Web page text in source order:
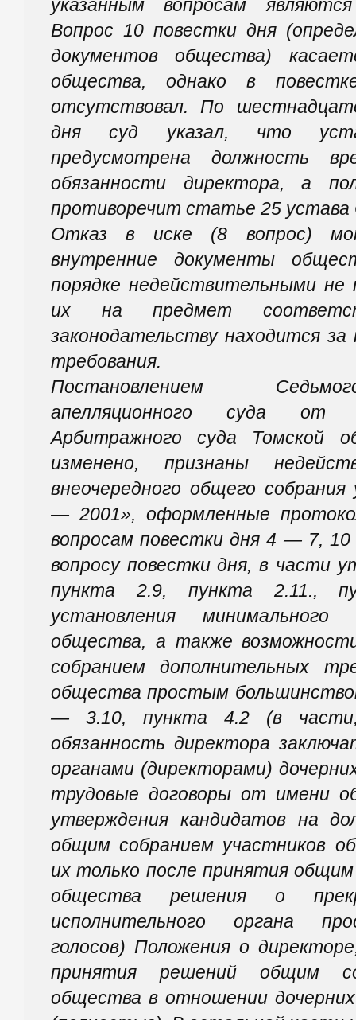
указанным вопросам
Вопрос 10 повестки дня
документов общества)
общества, однако в
отсутствовал. По
дня суд указал, что
предусмотрена должность
обязанности директора, а
противоречит статье 25
Отказ в иске (8 вопрос)
внутренние документы
порядке недействительными не
их на предмет
законодательству находится за
требования.
Постановлением
апелляционного суда от
Арбитражного суда Томской
изменено, признаны
внеочередного общего
— 2001», оформленные
вопросам повестки дня 4 — 7,
вопросу повестки дня, в части
пункта 2.9, пункта 2.11.,
установления минимального
общества, а также
собранием дополнительных
общества простым
— 3.10, пункта 4.2 (в части,
обязанность директора
органами (директорами)
трудовые договоры от имени
утверждения кандидатов на
общим собранием участников
их только после принятия
общества решения о
исполнительного органа
голосов) Положения о
принятия решений общим
общества в отношении